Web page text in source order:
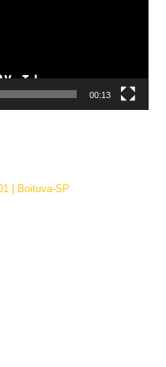
00:13
| Boituva-SP